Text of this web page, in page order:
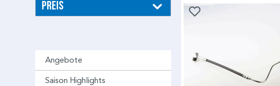
Preis
Angebote
Saison Highlights